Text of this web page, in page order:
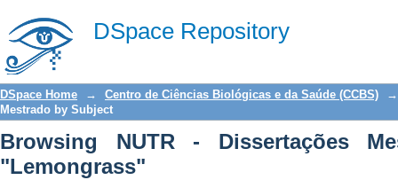
DSpace Repository
Browsing NUTR - Dissertações
DSpace Home → Centro de Ciências Biológicas e da Saúde (CCBS)
→
Mestrado by Subject
Browsing NUTR - Dissertações
"Lemongrass"